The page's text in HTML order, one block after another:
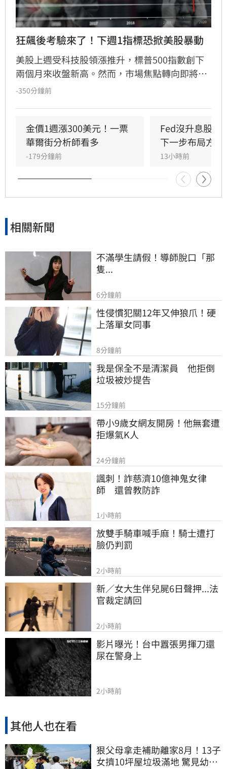
狂飆後考驗來了！下週1指標恐掀美股暴動
美股上週受科技股領漲推升，標普500指數創下
兩個月來收盤新高。然而，市場焦點轉向即將公
布的7月消費者物價指數（CPI），該數據將成為
彈恐引發股市拋售。目前市場對9月升息的預期
因就業數據疲軟而降溫，但油價波動與通膨焦慮
仍是主要風險。
-350分鐘前
金價1週漲300美元！一票
華爾街分析師看多
-179分鐘前
Fed沒升息股市
下一步布局方向
13小時前
相關新聞
不滿學生請假！導師脫口「那
隻...
6分鐘前
性侵慣犯關12年又伸狼爪！硬
上落單女同事
8分鐘前
我是保全不是清潔員　他拒倒
垃圾被炒提告
15分鐘前
帶小9歲女網友開房！他無套遭
拒爆氣K人
24分鐘前
諷刺！詐慈濟10億神鬼女律
師　還曾教防詐
1小時前
放雙手騎車喊手麻！騎士遭打
臉仍判罰
2小時前
新／女大生伴兒屍6日聲押...法
官裁定請回
2小時前
影片曝光！台中囂張男揮刀還
尿在警身上
2小時前
其他人也在看
狠父母拿走補助離家8月！13子
女擠10坪屋垃圾滿地 驚見幼童